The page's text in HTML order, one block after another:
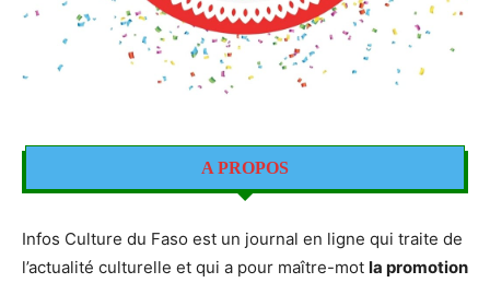
A PROPOS
Infos Culture du Faso est un journal en ligne qui traite de
l’actualité culturelle et qui a pour maître-mot la promotion